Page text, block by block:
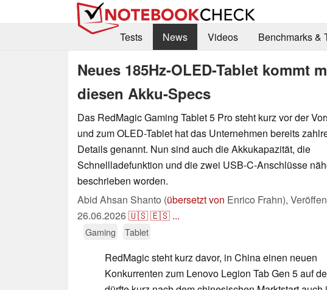
Tests
News Videos Benchmarks &
Neues 185Hz-OLED-Tablet kommt
diesen Akku-Specs
Das RedMagic Gaming Tablet 5 Pro steht kurz vor der
und zum OLED-Tablet hat das Unternehmen bereits
Details genannt. Nun sind auch die Akkukapazität, die
Schnellladefunktion und die zwei USB-C-Anschlüsse
beschrieben worden.
Abid Ahsan Shanto (übersetzt von Enrico Frahn),
26.06.2026🇺🇸🇪🇸 ...
Gaming Tablet
RedMagic steht kurz davor, in China einen neuen
Konkurrenten zum Lenovo Legion Tab Gen 5 auf